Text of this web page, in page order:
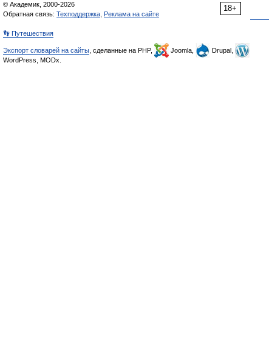
18+
© Академик, 2000-2026
Обратная связь: Техподдержка Реклама на сайте
👣 Путешествия
Экспорт словарей на сайты , сделанные на PHP, Joomla,
Drupal,
WordPress, MODx.